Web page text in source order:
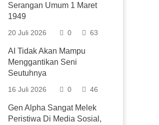
Serangan Umum 1 Maret
1949
20 Juli 2026 0 63
AI Tidak Akan Mampu
Menggantikan Seni
Seutuhnya
16 Juli 2026 0 46
Gen Alpha Sangat Melek
Peristiwa Di Media Sosial,